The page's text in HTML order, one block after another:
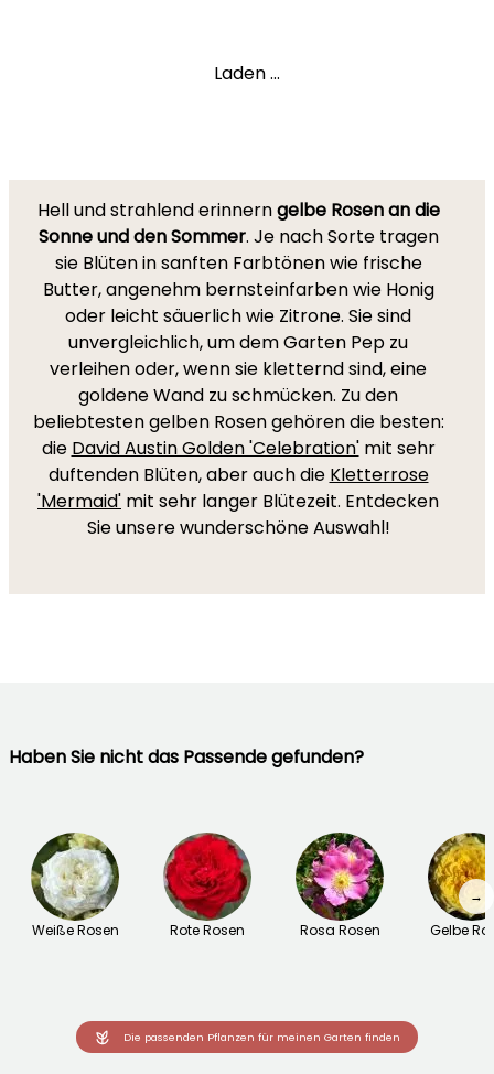
Laden ...
Hell und strahlend erinnerngelbe Rosen an die
Sonne und den Sommer. Je nach Sorte tragen
sie Blüten in sanften Farbtönen wie frische
Butter, angenehm bernsteinfarben wie Honig
oder leicht säuerlich wie Zitrone. Sie sind
unvergleichlich, um dem Garten Pep zu
verleihen oder, wenn sie kletternd sind, eine
goldene Wand zu schmücken. Zu den
beliebtesten gelben Rosen gehören die besten:
die David Austin Golden 'Celebration'mit sehr
duftenden Blüten, aber auch die Kletterrose
'Mermaid' mit sehr langer Blütezeit. Entdecken
Sie unsere wunderschöne Auswahl!
Haben Sie nicht das Passende gefunden?
Weiße Rosen Rote Rosen Rosa Rosen Gelbe
→
Die passenden Pflanzen für meinen Garten finden